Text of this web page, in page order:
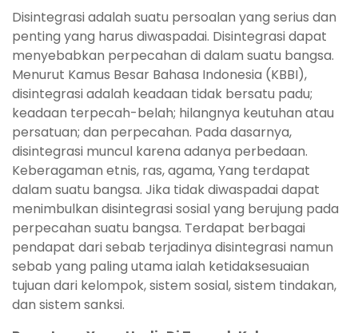
Disintegrasi adalah suatu persoalan yang serius dan
penting yang harus diwaspadai. Disintegrasi dapat
menyebabkan perpecahan di dalam suatu bangsa.
Menurut Kamus Besar Bahasa Indonesia (KBBI),
disintegrasi adalah keadaan tidak bersatu padu;
keadaan terpecah-belah; hilangnya keutuhan atau
persatuan; dan perpecahan. Pada dasarnya,
disintegrasi muncul karena adanya perbedaan.
Keberagaman etnis, ras, agama, Yang terdapat
dalam suatu bangsa. Jika tidak diwaspadai dapat
menimbulkan disintegrasi sosial yang berujung pada
perpecahan suatu bangsa. Terdapat berbagai
pendapat dari sebab terjadinya disintegrasi namun
sebab yang paling utama ialah ketidaksesuaian
tujuan dari kelompok, sistem sosial, sistem tindakan,
dan sistem sanksi.